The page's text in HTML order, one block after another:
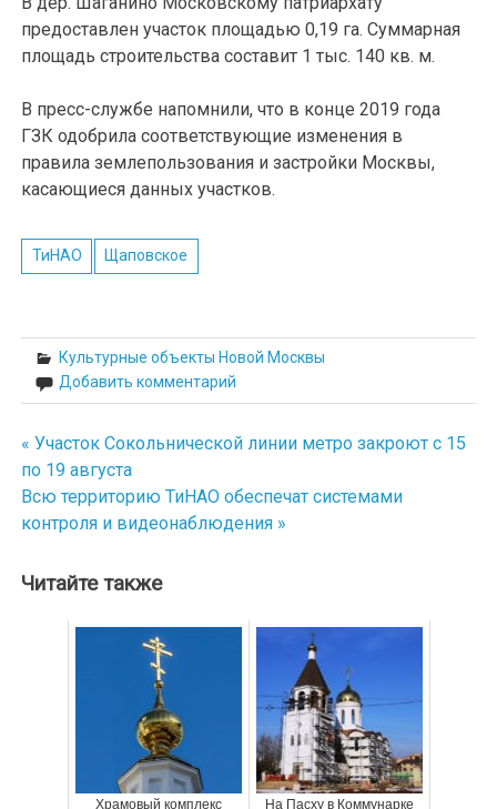
предоставлен участок площадью 0,19 га. Суммарная
площадь строительства составит 1 тыс. 140 кв. м.
В пресс-службе напомнили, что в конце 2019 года
ГЗК одобрила соответствующие изменения в
правила землепользования и застройки Москвы,
касающиеся данных участков.
ТиНАО Щаповское
Культурные объекты Новой Москвы
Добавить комментарий
Навигация
по
записям
« Участок Сокольнической линии метро закроют с 15
по 19 августа
Всю территорию ТиНАО обеспечат системами
контроля и видеонаблюдения »
Читайте также
Храмовый комплекс
На Пасху в Коммунарке